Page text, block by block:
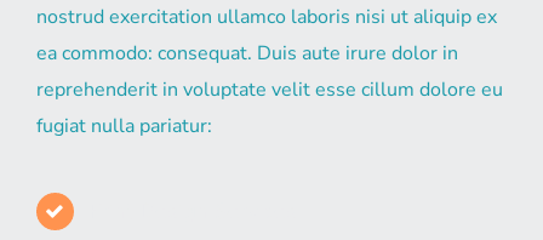
nostrud exercitation ullamco laboris nisi ut aliquip ex
ea commodo: consequat. Duis aute irure dolor in
reprehenderit in voluptate velit esse cillum dolore eu
fugiat nulla pariatur: